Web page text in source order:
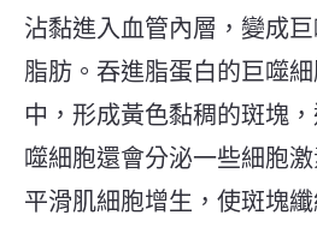
沾黏進入血管內層，變成
脂肪。吞進脂蛋白的巨噬
中，形成黃色黏稠的斑塊
噬細胞還會分泌一些細胞
平滑肌細胞增生，使斑塊